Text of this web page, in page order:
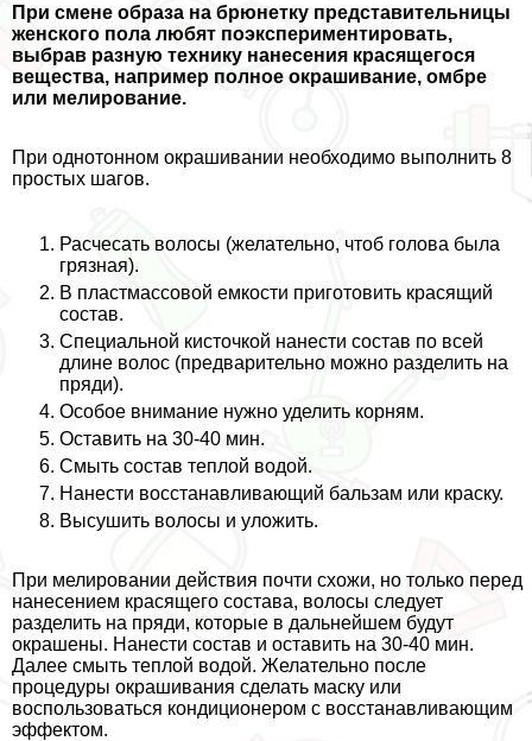
При смене образа на брюнетку представительницы
женского пола любят поэкспериментировать,
выбрав разную технику нанесения красящегося
вещества, например полное окрашивание, омбре
или мелирование.
При однотонном окрашивании необходимо выполнить 8
простых шагов.
Расчесать волосы (желательно, чтоб голова была
грязная).
В пластмассовой емкости приготовить красящий
состав.
Специальной кисточкой нанести состав по всей
длине волос (предварительно можно разделить на
пряди).
Особое внимание нужно уделить корням.
Оставить на 30-40 мин.
Смыть состав теплой водой.
Нанести восстанавливающий бальзам или краску.
Высушить волосы и уложить.
При мелировании действия почти схожи, но только перед
нанесением красящего состава, волосы следует
разделить на пряди, которые в дальнейшем будут
окрашены. Нанести состав и оставить на 30-40 мин.
Далее смыть теплой водой. Желательно после
процедуры окрашивания сделать маску или
воспользоваться кондиционером с восстанавливающим
эффектом.